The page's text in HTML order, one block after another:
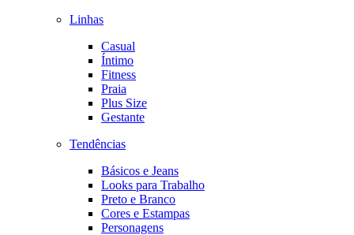
Linhas
Casual
Íntimo
Fitness
Praia
Plus Size
Gestante
Tendências
Básicos e Jeans
Looks para Trabalho
Preto e Branco
Cores e Estampas
Personagens